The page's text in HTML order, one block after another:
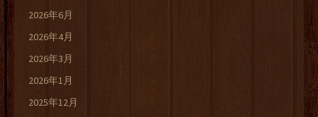
2026年6月
2026年4月
2026年3月
2026年1月
2025年12月